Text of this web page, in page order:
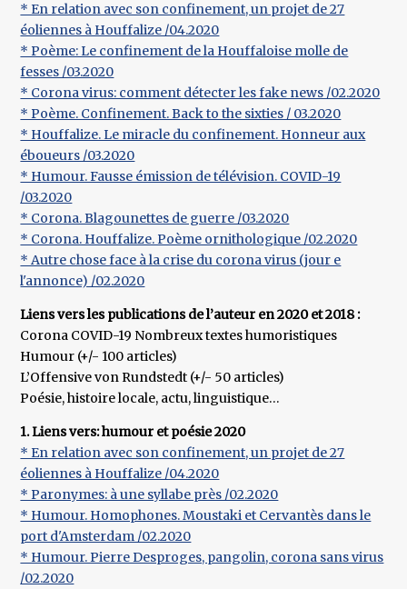
* En relation avec son confinement, un projet de 27
éoliennes à Houffalize /04.2020
* Poème: Le confinement de la Houffaloise molle de
fesses /03.2020
* Corona virus: comment détecter les fake news /02.2020
* Poème. Confinement. Back to the sixties / 03.2020
* Houffalize. Le miracle du confinement. Honneur aux
éboueurs /03.2020
* Humour. Fausse émission de télévision. COVID-19
/03.2020
* Corona. Blagounettes de guerre /03.2020
* Corona. Houffalize. Poème ornithologique /02.2020
* Autre chose face à la crise du corona virus (jour e
l'annonce) /02.2020
Liens vers les publications de l’auteur en 2020 et 2018 :
Corona COVID-19 Nombreux textes humoristiques
Humour (+/- 100 articles)
L’Offensive von Rundstedt (+/- 50 articles)
Poésie, histoire locale, actu, linguistique…
1. Liens vers: humour et poésie 2020
* En relation avec son confinement, un projet de 27
éoliennes à Houffalize /04.2020
* Paronymes: à une syllabe près /02.2020
* Humour. Homophones. Moustaki et Cervantès dans le
port d'Amsterdam /02.2020
* Humour. Pierre Desproges, pangolin, corona sans virus
/02.2020